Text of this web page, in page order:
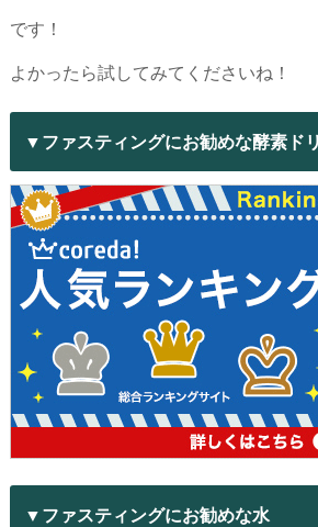
です！
よかったら試してみてくださいね！
▼ファスティングにお勧めな酵素ド
▼ファスティングにお勧めな水